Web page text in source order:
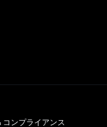
コンプライアンス